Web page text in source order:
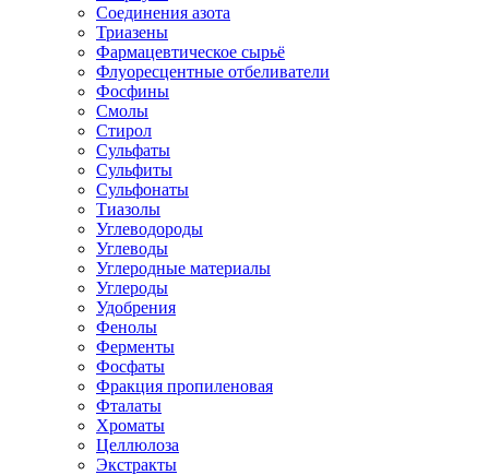
Соединения азота
Триазены
Фармацевтическое сырьё
Флуоресцентные отбеливатели
Фосфины
Смолы
Стирол
Сульфаты
Сульфиты
Сульфонаты
Тиазолы
Углеводороды
Углеводы
Углеродные материалы
Углероды
Удобрения
Фенолы
Ферменты
Фосфаты
Фракция пропиленовая
Фталаты
Хроматы
Целлюлоза
Экстракты